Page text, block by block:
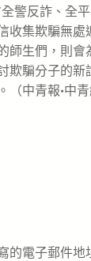
警反詐、全
收集欺騙無處
師生們，則會
欺騙分子的
（中青報·中
的電子郵件地